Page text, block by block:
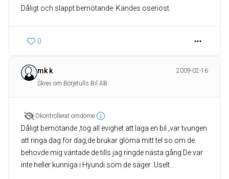
Dåligt och slappt bemötande. Kändes oseriöst.
0
mk k
2009-02-16
Skrev om Börjetulls Bil AB
Okontrollerat omdöme
Dåligt bemötande ,tog all evighet att laga en bil ,var tvungen
att ringa dag för dag,de brukar glöma mitt tel so om de
behovde mig väntade de tills jag ringde nästa gång.De var
inte heller kunniga i Hyundi som de säger .Uselt..